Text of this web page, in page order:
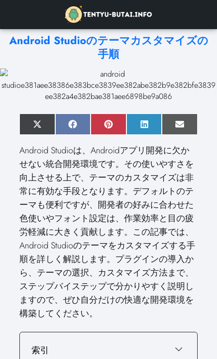
Android Studioのテーマカスタマイズの
手順
S
h
r
o
n
X
(
w
t
t
e
r
)
S
h
r
e
o
n
F
a
e
b
o
o
k
S
h
r
o
n
P
i
t
r
e
s
t
S
h
r
e
o
n
L
i
k
e
d
I
n
S
h
r
e
o
n
E
m
i
l
Android Studioは、Androidアプリ開発に欠か
せない統合開発環境です。その使いやすさを
向上させる上で、テーマのカスタマイズは非
常に有効な手段となります。デフォルトのテ
ーマも便利ですが、開発者の好みに合わせた
色使いやフォント設定は、作業効率と目の疲
労軽減に大きく貢献します。この記事では、
Android Studioのテーマをカスタマイズする手
順を詳しく解説します。プラグインの導入か
ら、テーマの選択、カスタマイズ方法まで、
ステップバイステップで分かりやすく説明し
ますので、ぜひ自分だけの快適な開発環境を
構築してください。
索引